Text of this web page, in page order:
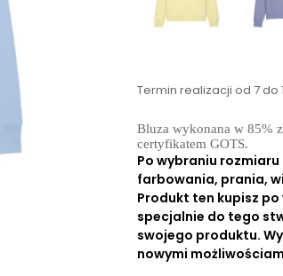
Termin realizacji od 7 do
Bluza wykonana w 85%
certyfikatem GOTS.
Po wybraniu
farbowania, prania,
Produkt ten kupisz
specjalnie do tego
swojego produktu.
nowymi